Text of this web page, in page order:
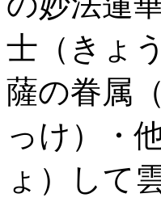
士（きょ
薩の眷属
っけ）・
ょ）して